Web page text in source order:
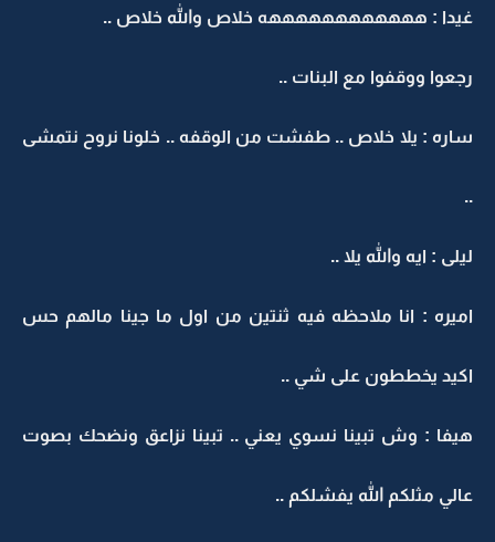
غيدا : ههههههههههههه خلاص والله خلاص ..
رجعوا ووقفوا مع البنات ..
ساره : يلا خلاص .. طفشت من الوقفه .. خلونا نروح نتمشى
ليلى : ايه والله يلا ..
اميره : انا ملاحظه فيه ثنتين من اول ما جينا مالهم حس
اكيد يخططون على شي ..
هيفا : وش تبينا نسوي يعني .. تبينا نزاعق ونضحك بصوت
عالي مثلكم الله يفشلكم ..